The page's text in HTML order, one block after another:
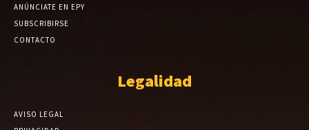
ANÚNCIATE EN EPY
SUBSCRIBIRSE
CONTACTO
Legalidad
AVISO LEGAL